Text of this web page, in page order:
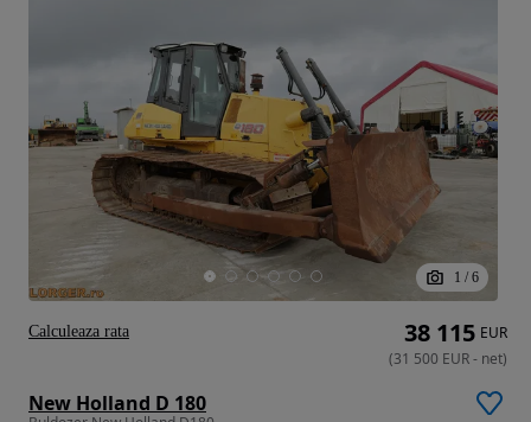
1 / 6
New Holland D 180
38 115 EUR
(31 500 EUR- net)
Calculeaza rata